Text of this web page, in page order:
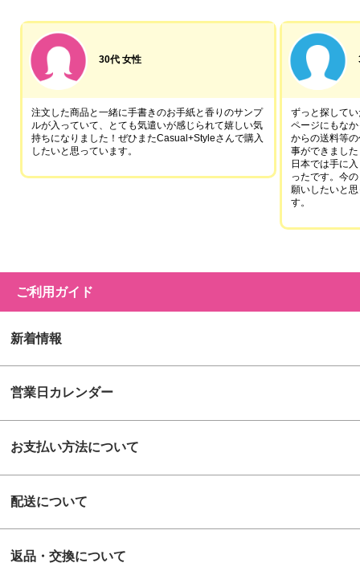
30代 女性
注文した商品と一緒に手書きのお手紙と香りのサンプ
ルが入っていて、とても気遣いが感じられて嬉しい気
持ちになりました！ぜひまたCasual+Styleさんで購入
したいと思っています。
ずっと探して
ページにもな
からの送料等
事ができました
日本では手に
ったです。今
願いしたいと
す。
ご利用ガイド
新着情報
営業日カレンダー
お支払い方法について
配送について
返品・交換について